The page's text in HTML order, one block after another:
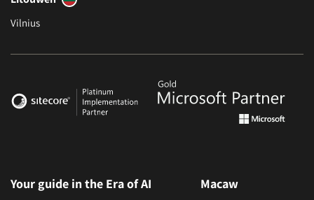
Vilnius
Your guide in the Era of AI Macaw